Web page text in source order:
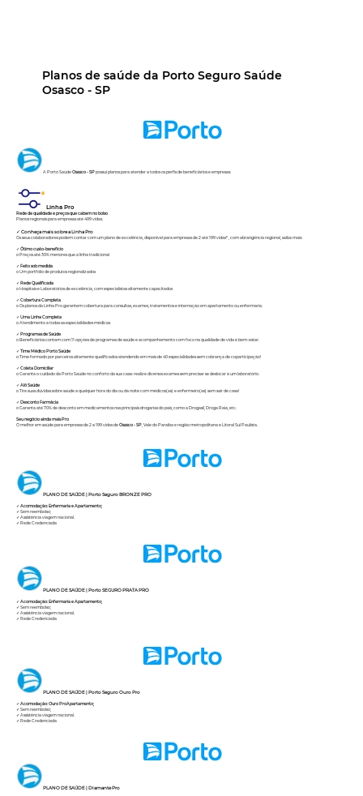
A Porto SaúdeOsasco - SPpossui planos para atender a todos os perfis de beneficiários e empresas:
Linha Pro
Rede de qualidade e preços que cabem no bolso
Planos regionais para empresas até 499 vidas.
✓ Conheça mais sobre a Linha Pro
Os seus colaboradores podem contar com um plano de excelência, disponível para empresas de 2 até 199 vidas* , com abrangência regional, saiba mais:
✓ Ótimo custo-benefício
o Preços até 30% menores que a linha tradicional
✓ Feito sob medida
o Um portfólio de produtos regionalizados
✓ Rede Qualificada
o Hospitais e Laboratórios de excelência, com especialistas altamente capacitados
✓ Cobertura Completa
o Os planos da Linha Pro garantem cobertura para consultas, exames, tratamentos e internação em apartamento ou enfermaria.
✓ Uma Linha Completa
o Atendimento a todas as especialidades médicas
✓ Programas de Saúde
o Beneficiários contam com 11 opções de programas de saúde e acompanhamento com foco na qualidade de vida e bem-estar.
✓ Time Médico Porto Saúde
o Time formado por parceiros altamente qualificados atendendo em mais de 40 especialidades sem cobrança de coparticipação!
✓ Coleta Domiciliar
o Garanta o cuidado da Porto Saúde no conforto da sua casa: realize diversos exames sem precisar se deslocar à um laboratório.
✓ Alô Saúde
o Tire suas dúvidas sobre saúde a qualquer hora do dia ou da noite com médicos(as) e enfermeiro(as) sem sair de casa!
✓ Desconto Farmácia
o Garanta até 70% de desconto em medicamentos nas principais drogarias do país, como a Drogasil, Droga Raia, etc.
Seu negócio ainda mais Pro
O melhor em saúde para empresas de 2 a 199 vidas deOsasco - SP, Vale do Paraíba e região metropolitana e Litoral Sul Paulista.
PLANO DE SAÚDE | Porto Seguro BRONZE PRO
✓ Acomodação: Enfermaria e Apartamento;
✓ Sem reembolso;
✓ Assistência viagem nacional.
✓ Rede Credenciada
PLANO DE SAÚDE | Porto SEGURO PRATA PRO
✓ Acomodação: Enfermaria e Apartamento;
✓ Sem reembolso;
✓ Assistência viagem nacional.
✓ Rede Credenciada
PLANO DE SAÚDE | Porto Seguro Ouro Pro
✓ Acomodação: Ouro ProApartamento;
✓ Sem reembolso;
✓ Assistência viagem nacional.
✓ Rede Credenciada
PLANO DE SAÚDE | Diamante Pro
Planos de saúde da Porto Seguro Saúde
Osasco - SP